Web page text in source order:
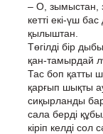
– О, зымыстан,
кетті екі-үш
қылыштан.
Төгілді бір
қан-тамырдай
Тас боп қатты
қарғып шықты
сиқырланды
сала берді
кіріп келді сол